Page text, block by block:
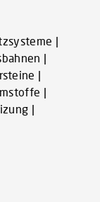
|
|
|
|
|